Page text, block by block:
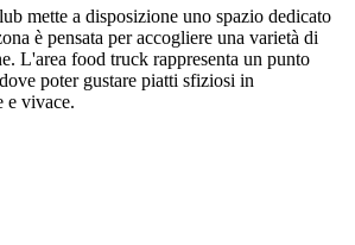
mette a disposizione uno spazio dedicato
è pensata per accogliere una varietà di
L'area food truck rappresenta un punto
poter gustare piatti sfiziosi in
e vivace.